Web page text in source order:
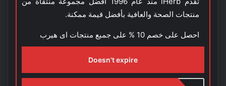
منتجات الصحة والعافية بأفضل قيمة ممكنة.
احصل على خصم 10 % على جميع منتجات اى هيرب
Doesn't expire